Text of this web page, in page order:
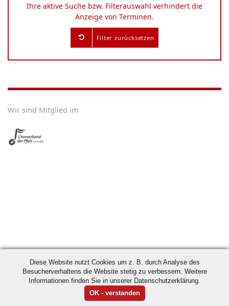
Ihre aktive Suche bzw. Filterauswahl verhindert die
Anzeige von Terminen.
Filter zurücksetzen
Wir sind Mitglied im
Diese Website nutzt Cookies um z. B. durch Analyse des
Besucherverhaltens die Website stetig zu verbessern. Weitere
Informationen finden Sie in unserer Datenschutzerklärung.